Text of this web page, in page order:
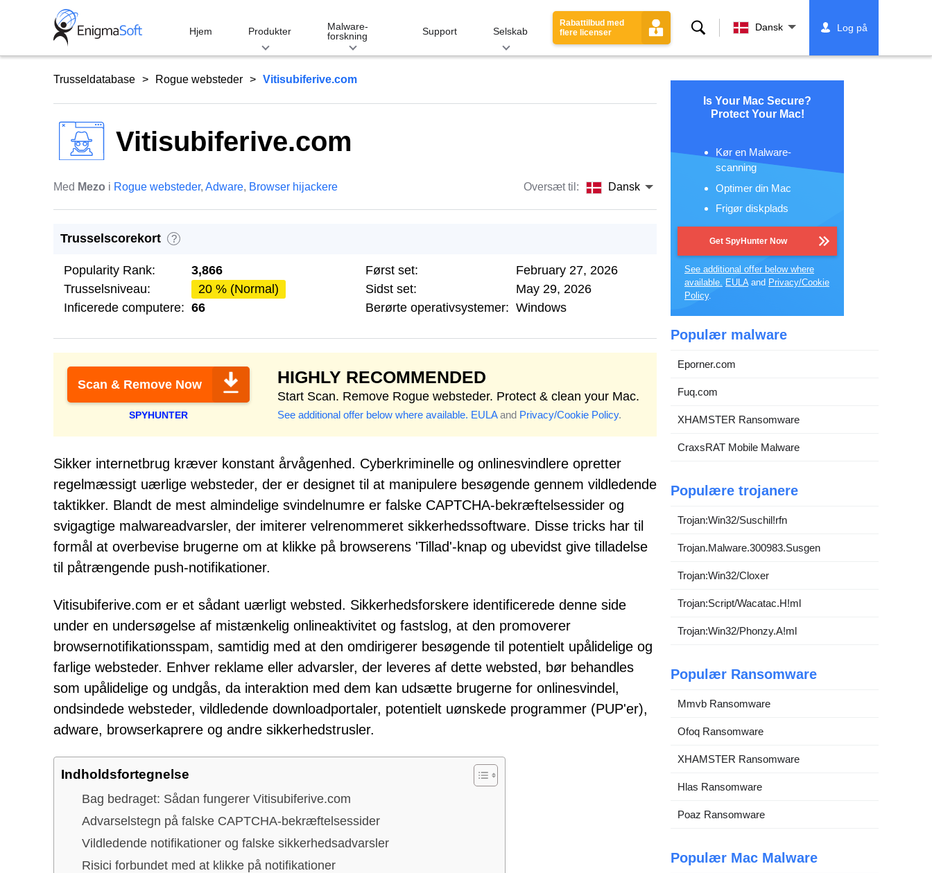
Hjem Produkter
Malware-
forskning
Support Selskab
Rabattilbud med
flere licenser
Søg Dansk Log på
Trusseldatabase Rogue websteder Vitisubiferive.com
Vitisubiferive.com
Med Mezo i Rogue websteder, Adware, Browser hijackere Oversæt til: Dansk
Trusselscorekort ?
Popularity Rank:
3,866
Trusselsniveau:
20 % (Normal)
Inficerede computere: 66
Først set:
February 27, 2026
Sidst set:
May 29, 2026
Berørte operativsystemer: Windows
Scan & Remove Now
SPYHUNTER
HIGHLY RECOMMENDED
Start Scan. Remove Rogue websteder. Protect & clean your Mac.
See additional offer below where available. EULAand Privacy/Cookie Policy.
Sikker internetbrug kræver konstant årvågenhed. Cyberkriminelle og onlinesvindlere opretter
regelmæssigt uærlige websteder, der er designet til at manipulere besøgende gennem vildledende
taktikker. Blandt de mest almindelige svindelnumre er falske CAPTCHA-bekræftelsessider og
svigagtige malwareadvarsler, der imiterer velrenommeret sikkerhedssoftware. Disse tricks har til
formål at overbevise brugerne om at klikke på browserens 'Tillad'-knap og ubevidst give tilladelse
til påtrængende push-notifikationer.
Vitisubiferive.com er et sådant uærligt websted. Sikkerhedsforskere identificerede denne side
under en undersøgelse af mistænkelig onlineaktivitet og fastslog, at den promoverer
browsernotifikationsspam, samtidig med at den omdirigerer besøgende til potentielt upålidelige og
farlige websteder. Enhver reklame eller advarsler, der leveres af dette websted, bør behandles
som upålidelige og undgås, da interaktion med dem kan udsætte brugerne for onlinesvindel,
ondsindede websteder, vildledende downloadportaler, potentielt uønskede programmer (PUP'er),
adware, browserkaprere og andre sikkerhedstrusler.
Indholdsfortegnelse
Bag bedraget: Sådan fungerer Vitisubiferive.com
Advarselstegn på falske CAPTCHA-bekræftelsessider
Vildledende notifikationer og falske sikkerhedsadvarsler
Risici forbundet med at klikke på notifikationer
Is Your Mac Secure?
Protect Your Mac!
Kør en Malware-
scanning
Optimer din Mac
Frigør diskplads
Get SpyHunter Now
See additional offer below where
available. EULAand Privacy/Cookie
Policy.
Populær malware
Eporner.com
Fuq.com
XHAMSTER Ransomware
CraxsRAT Mobile Malware
Populære trojanere
Trojan:Win32/Suschil!rfn
Trojan.Malware.300983.Susgen
Trojan:Win32/Cloxer
Trojan:Script/Wacatac.H!ml
Trojan:Win32/Phonzy.A!ml
Populær Ransomware
Mmvb Ransomware
Ofoq Ransomware
XHAMSTER Ransomware
Hlas Ransomware
Poaz Ransomware
Populær Mac Malware